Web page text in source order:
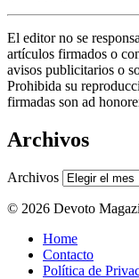
El editor no se
artículos firmados o
avisos publicitarios o
Prohibida su
firmadas son ad
Archivos
Archivos
© 2026 Devoto
Home
Contacto
Política de